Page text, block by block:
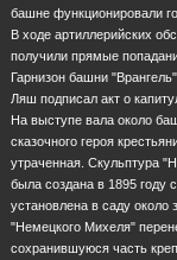
башне функционировали
В ходе артиллерийских
получили прямые
Гарнизон башни
Ляш подписал акт о
На выступе вала около
сказочного героя
утраченная. Скульптура
была создана в 1895
установлена в саду около
"Немецкого Михеля"
сохранившуюся часть